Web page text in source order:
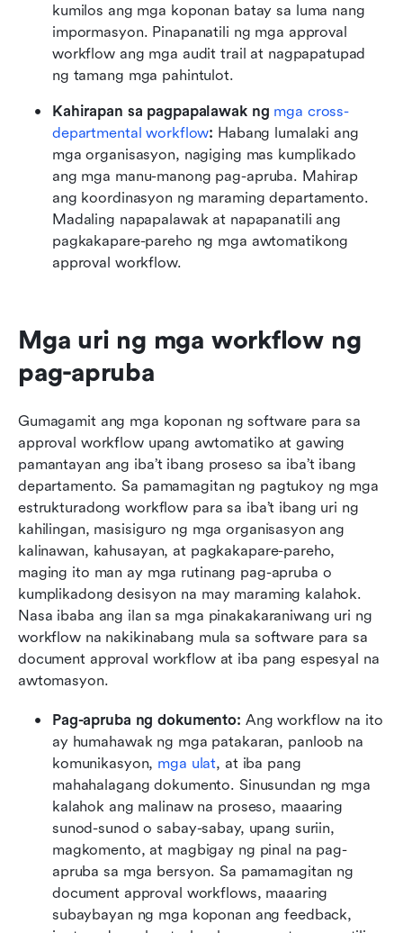
kumilos ang mga koponan batay sa luma nang
impormasyon. Pinapanatili ng mga approval
workflow ang mga audit trail at nagpapatupad
ng tamang mga pahintulot.
Kahirapan sa pagpapalawak ng mga cross-
departmental workflow: Habang lumalaki ang
mga organisasyon, nagiging mas kumplikado
ang mga manu-manong pag-apruba. Mahirap
ang koordinasyon ng maraming departamento.
Madaling napapalawak at napapanatili ang
pagkakapare-pareho ng mga awtomatikong
approval workflow.
Mga uri ng mga workflow ng
pag-apruba
Gumagamit ang mga koponan ng software para sa
approval workflow upang awtomatiko at gawing
pamantayan ang iba’t ibang proseso sa iba’t ibang
departamento. Sa pamamagitan ng pagtukoy ng mga
estrukturadong workflow para sa iba’t ibang uri ng
kahilingan, masisiguro ng mga organisasyon ang
kalinawan, kahusayan, at pagkakapare-pareho,
maging ito man ay mga rutinang pag-apruba o
kumplikadong desisyon na may maraming kalahok.
Nasa ibaba ang ilan sa mga pinakakaraniwang uri ng
workflow na nakikinabang mula sa software para sa
document approval workflow at iba pang espesyal na
awtomasyon.
Pag-apruba ng dokumento: Ang workflow na ito
ay humahawak ng mga patakaran, panloob na
komunikasyon, mga ulat, at iba pang
mahahalagang dokumento. Sinusundan ng mga
kalahok ang malinaw na proseso, maaaring
sunod-sunod o sabay-sabay, upang suriin,
magkomento, at magbigay ng pinal na pag-
apruba sa mga bersyon. Sa pamamagitan ng
document approval workflows, maaaring
subaybayan ng mga koponan ang feedback,